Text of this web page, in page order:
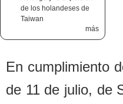
de los holandeses de
Taiwan
más
En cumplimiento
de 11 de julio, de